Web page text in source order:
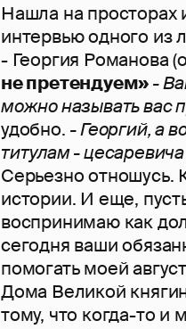
Нашла на просторах
интервью одного
- Георгия Романова
не претендуем»-
можно называть вас
удобно. - Георгий, а
титулам -
Серьезно отношусь.
истории. И еще,
воспринимаю как
сегодня ваши
помогать моей
Дома Великой
тому, что когда-то и